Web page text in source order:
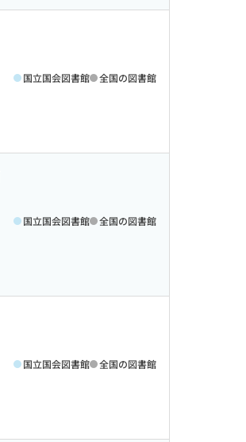
国立国会図書館 全国の図書館
国立国会図書館 全国の図書館
国立国会図書館 全国の図書館